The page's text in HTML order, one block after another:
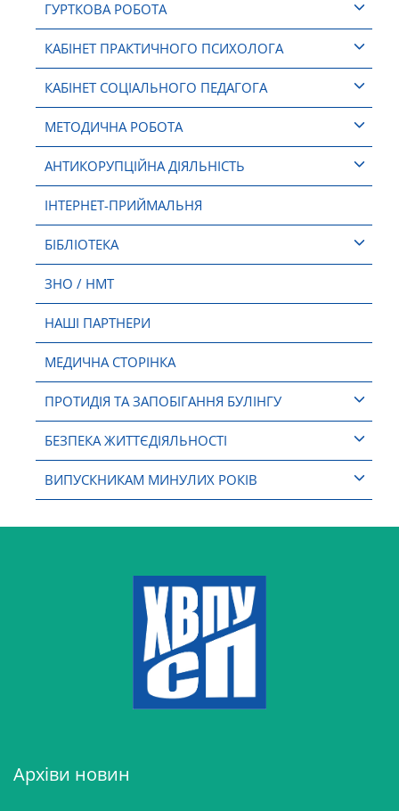
ГУРТКОВА РОБОТА
КАБІНЕТ ПРАКТИЧНОГО ПСИХОЛОГА
КАБІНЕТ СОЦІАЛЬНОГО ПЕДАГОГА
МЕТОДИЧНА РОБОТА
АНТИКОРУПЦІЙНА ДІЯЛЬНІСТЬ
ІНТЕРНЕТ-ПРИЙМАЛЬНЯ
БІБЛІОТЕКА
ЗНО / НМТ
НАШІ ПАРТНЕРИ
МЕДИЧНА СТОРІНКА
ПРОТИДІЯ ТА ЗАПОБІГАННЯ БУЛІНГУ
БЕЗПЕКА ЖИТТЄДІЯЛЬНОСТІ
ВИПУСКНИКАМ МИНУЛИХ РОКІВ
Архіви новин